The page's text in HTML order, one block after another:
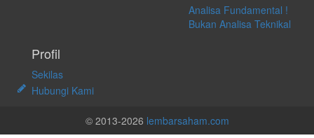
Analisa Fundamental !
Bukan Analisa Teknikal
Profil
Sekilas
Hubungi Kami
© 2013-2026 lembarsaham.com